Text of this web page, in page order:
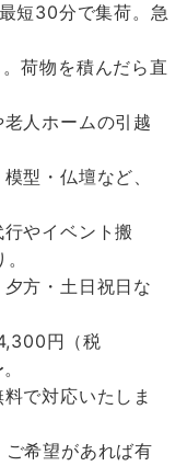
短30分で集荷。急
荷物を積んだら直
人ホームの引越
型・仏壇など、
やイベント搬
方・土日祝日な
円（税
で対応いたしま
ご希望があれば有